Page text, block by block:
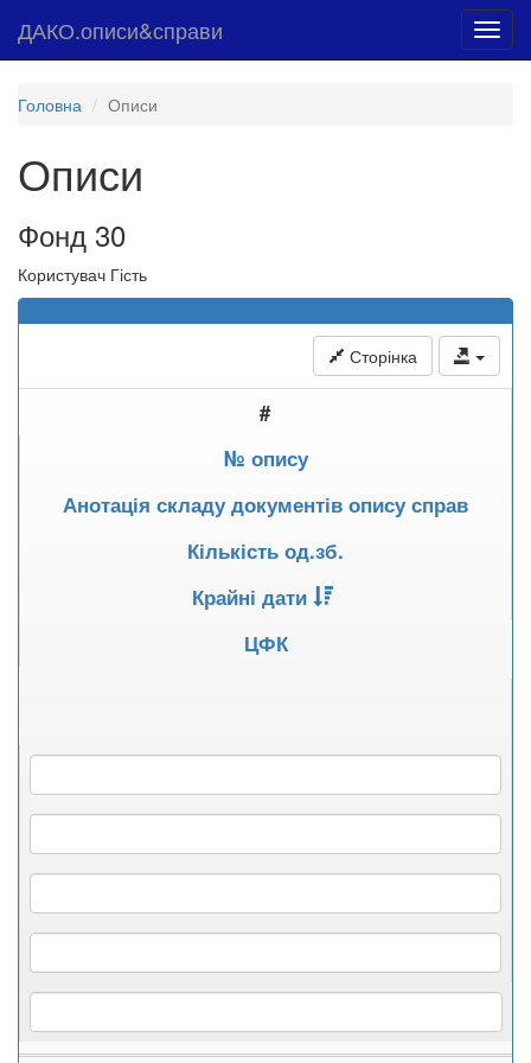
ДАКО.описи&справи
Головна Описи
Описи
Фонд 30
Користувач Гість
Сторінка
#
№ опису
Анотація складу документів опису справ
Кількість од.зб.
Крайні дати
ЦФК